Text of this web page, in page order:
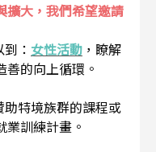
擴大，我們希望邀請
： 女性活動 ，瞭解
的向上循環。
特境族群的課程或
訓練計畫。